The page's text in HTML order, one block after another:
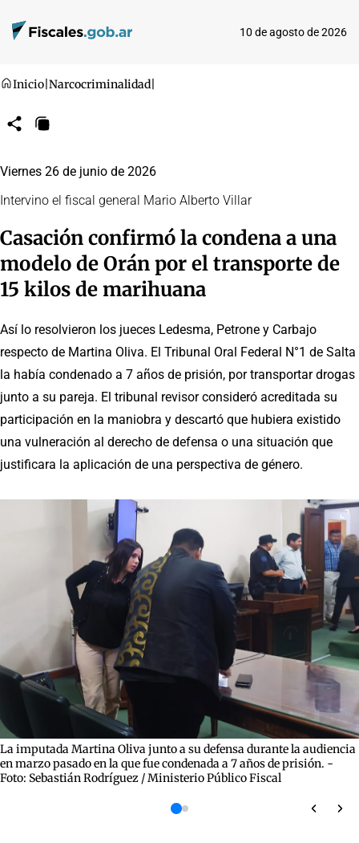
10 de agosto de 2026
Inicio Narcocriminalidad
CompartirCopiar
Viernes 26 de junio de 2026
Intervino el fiscal general Mario Alberto Villar
Casación confirmó la condena a una
modelo de Orán por el transporte de
15 kilos de marihuana
Así lo resolvieron los jueces Ledesma, Petrone y Carbajo
respecto de Martina Oliva. El Tribunal Oral Federal N°1 de Salta
la había condenado a 7 años de prisión, por transportar drogas
junto a su pareja. El tribunal revisor consideró acreditada su
participación en la maniobra y descartó que hubiera existido
una vulneración al derecho de defensa o una situación que
justificara la aplicación de una perspectiva de género.
La imputada Martina Oliva junto a su defensa durante la audiencia
en marzo pasado en la que fue condenada a 7 años de prisión. -
Foto: Sebastián Rodríguez / Ministerio Público Fiscal